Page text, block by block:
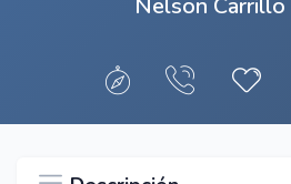
Nelson Carrillo